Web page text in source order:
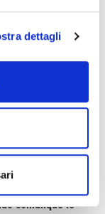
dettagli
spesso
gli accessori del
Divertirsi negli
che coinvolge tutti.
una vestibilità
un po’ più piccola
comunque le